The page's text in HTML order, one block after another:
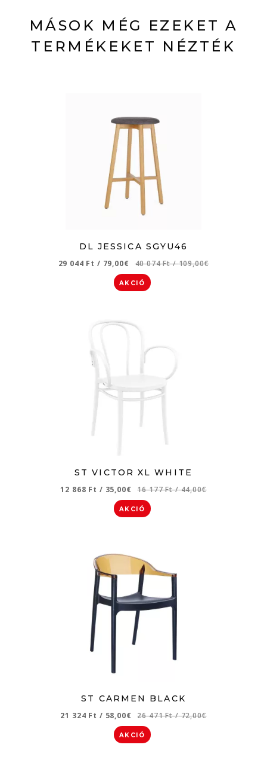
MÁSOK MÉG EZEKET A
TERMÉKEKET NÉZTÉK
DL JESSICA SGYU46
29 044 Ft / 79,00€ 40 074 Ft/ 109,00€
AKCIÓ
ST VICTOR XL WHITE
12 868 Ft / 35,00€ 16 177 Ft/ 44,00€
AKCIÓ
ST CARMEN BLACK
21 324 Ft / 58,00€ 26 471 Ft/ 72,00€
AKCIÓ